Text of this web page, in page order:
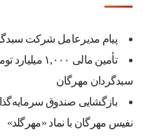
پیام مدیرعامل شرکت
تأمین مالی
سبدگردان مهرگان
بازگشایی صندوق
نفیس مهرگان با نماد «مهرگلد»